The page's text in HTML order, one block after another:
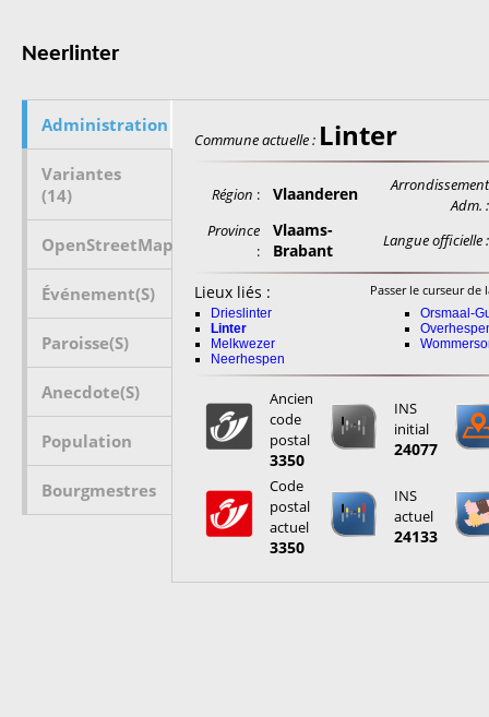
Neerlinter
Administration
Variantes
(14)
OpenStreetMap
Événement(s)
Paroisse(s)
Anecdote(s)
Population
Bourgmestres
Commune actuelle : Linter
Région : Vlaanderen
Arrondissement
Adm. :
Province
:
Vlaams-
Brabant
Langue officielle :
Lieux liés : Passer le curseur
Drieslinter
Linter
Melkwezer
Neerhespen
Orsmaal-
Ancien
code
postal
3350
INS
initial
24077
Code
postal
actuel
3350
INS
actuel
24133